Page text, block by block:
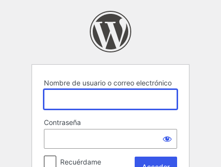
Nombre de usuario o correo electrónico
Contraseña
Recuérdame